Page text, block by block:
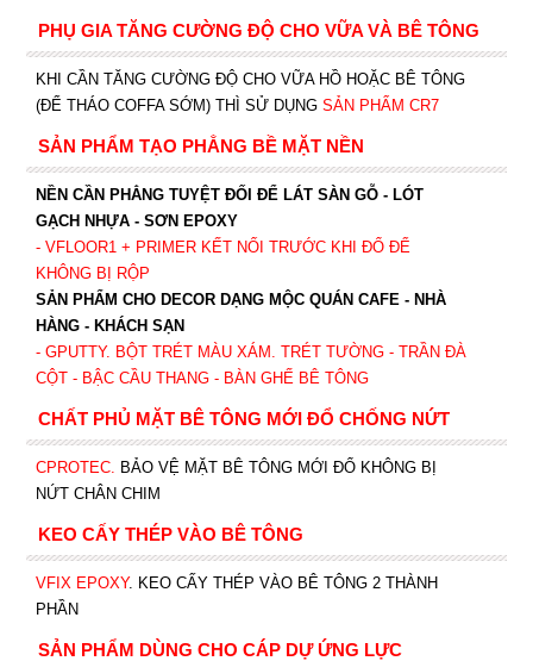
PHỤ GIA TĂNG CƯỜNG ĐỘ CHO VỮA VÀ BÊ TÔNG
KHI CẦN TĂNG CƯỜNG ĐỘ CHO VỮA HỒ HOẶC BÊ TÔNG
(ĐỂ THÁO COFFA SỚM) THÌ SỬ DỤNG SẢN PHẨM CR7
SẢN PHẨM TẠO PHẲNG BỀ MẶT NỀN
NỀN CẦN PHẲNG TUYỆT ĐỐI ĐỂ LÁT SÀN GỖ - LÓT
GẠCH NHỰA - SƠN EPOXY
- VFLOOR1 + PRIMER KẾT NỐI TRƯỚC KHI ĐỔ ĐỂ
KHÔNG BỊ RỘP
SẢN PHẨM CHO DECOR DẠNG MỘC QUÁN CAFE - NHÀ
HÀNG - KHÁCH SẠN
- GPUTTY. BỘT TRÉT MÀU XÁM. TRÉT TƯỜNG - TRẦN ĐÀ
CỘT - BẬC CẦU THANG - BÀN GHẾ BÊ TÔNG
CHẤT PHỦ MẶT BÊ TÔNG MỚI ĐỔ CHỐNG NỨT
CPROTEC. BẢO VỆ MẶT BÊ TÔNG MỚI ĐỔ KHÔNG BỊ
NỨT CHÂN CHIM
KEO CẤY THÉP VÀO BÊ TÔNG
VFIX EPOXY. KEO CẤY THÉP VÀO BÊ TÔNG 2 THÀNH
PHẦN
SẢN PHẨM DÙNG CHO CÁP DỰ ỨNG LỰC